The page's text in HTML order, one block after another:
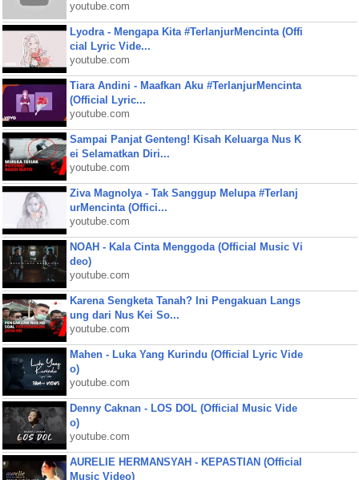
youtube.com
Lyodra - Mengapa Kita #TerlanjurMencinta (Offi
cial Lyric Vide...
youtube.com
Tiara Andini - Maafkan Aku #TerlanjurMencinta
(Official Lyric...
youtube.com
Sampai Panjat Genteng! Kisah Keluarga Nus K
ei Selamatkan Diri...
youtube.com
Ziva Magnolya - Tak Sanggup Melupa #Terlanj
urMencinta (Offici...
youtube.com
NOAH - Kala Cinta Menggoda (Official Music Vi
deo)
youtube.com
Karena Sengketa Tanah? Ini Pengakuan Langs
ung dari Nus Kei So...
youtube.com
Mahen - Luka Yang Kurindu (Official Lyric Vide
o)
youtube.com
Denny Caknan - LOS DOL (Official Music Vide
o)
youtube.com
AURELIE HERMANSYAH - KEPASTIAN (Official
Music Video)